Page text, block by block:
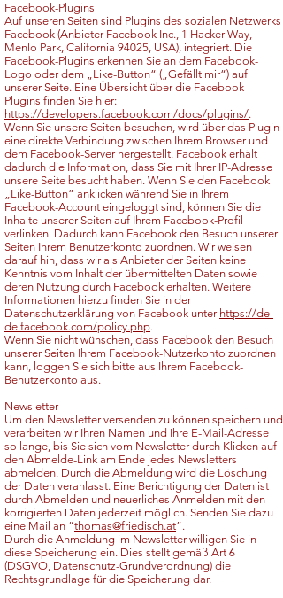
Facebook-Plugins
Auf unseren Seiten sind Plugins des sozialen Netzwerks
Facebook (Anbieter Facebook Inc., 1 Hacker Way,
Menlo Park, California 94025, USA), integriert. Die
Facebook-Plugins erkennen Sie an dem Facebook-
Logo oder dem „Like-Button“ („Gefällt mir“) auf
unserer Seite. Eine Übersicht über die Facebook-
Plugins finden Sie hier:
https://developers.facebook.com/docs/plugins/.
Wenn Sie unsere Seiten besuchen, wird über das Plugin
eine direkte Verbindung zwischen Ihrem Browser und
dem Facebook-Server hergestellt. Facebook erhält
dadurch die Information, dass Sie mit Ihrer IP-Adresse
unsere Seite besucht haben. Wenn Sie den Facebook
„Like-Button“ anklicken während Sie in Ihrem
Facebook-Account eingeloggt sind, können Sie die
Inhalte unserer Seiten auf Ihrem Facebook-Profil
verlinken. Dadurch kann Facebook den Besuch unserer
Seiten Ihrem Benutzerkonto zuordnen. Wir weisen
darauf hin, dass wir als Anbieter der Seiten keine
Kenntnis vom Inhalt der übermittelten Daten sowie
deren Nutzung durch Facebook erhalten. Weitere
Informationen hierzu finden Sie in der
Datenschutzerklärung von Facebook unter https://de-
de.facebook.com/policy.php.
Wenn Sie nicht wünschen, dass Facebook den Besuch
unserer Seiten Ihrem Facebook-Nutzerkonto zuordnen
kann, loggen Sie sich bitte aus Ihrem Facebook-
Benutzerkonto aus.
Newsletter
Um den Newsletter versenden zu können speichern und
verarbeiten wir Ihren Namen und Ihre E-Mail-Adresse
so lange, bis Sie sich vom Newsletter durch Klicken auf
den Abmelde-Link am Ende jedes Newsletters
abmelden. Durch die Abmeldung wird die Löschung
der Daten veranlasst. Eine Berichtigung der Daten ist
durch Abmelden und neuerliches Anmelden mit den
korrigierten Daten jederzeit möglich. Senden Sie dazu
eine Mail an “thomas@friedisch.at”.
Durch die Anmeldung im Newsletter willigen Sie in
diese Speicherung ein. Dies stellt gemäß Art 6
(DSGVO, Datenschutz-Grundverordnung) die
Rechtsgrundlage für die Speicherung dar.